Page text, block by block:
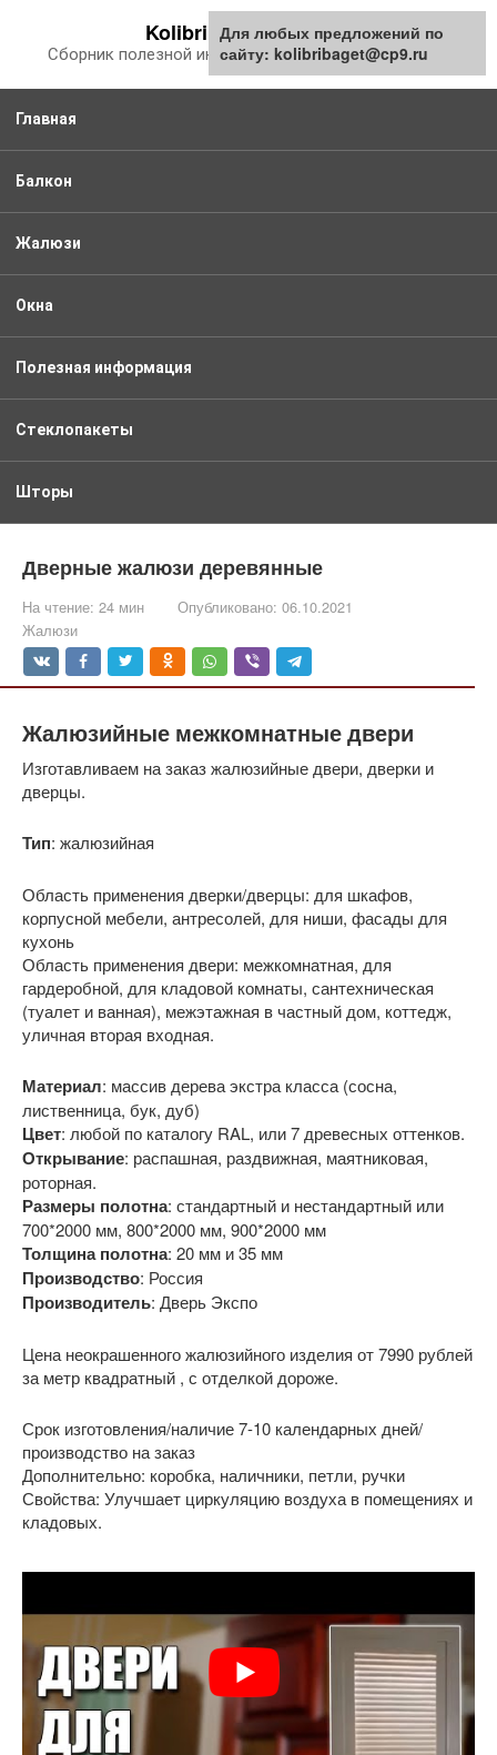
контенту
Kolibribaget.ru
Сборник полезной информации про балкон
Главная
Балкон
Жалюзи
Окна
Полезная информация
Стеклопакеты
Шторы
Дверные жалюзи деревянные
На чтение: 24 мин Опубликовано: 06.10.2021
Жалюзи
Жалюзийные межкомнатные двери
Изготавливаем на заказ жалюзийные двери, дверки и
дверцы.
Тип: жалюзийная
Область применения дверки/дверцы: для шкафов,
корпусной мебели, антресолей, для ниши, фасады для
кухонь
Область применения двери: межкомнатная, для
гардеробной, для кладовой комнаты, сантехническая
(туалет и ванная), межэтажная в частный дом, коттедж,
уличная вторая входная.
Материал: массив дерева экстра класса (сосна,
лиственница, бук, дуб)
Цвет: любой по каталогу RAL, или 7 древесных оттенков.
Открывание: распашная, раздвижная, маятниковая,
роторная.
Размеры полотна: стандартный и нестандартный или
700*2000 мм, 800*2000 мм, 900*2000 мм
Толщина полотна: 20 мм и 35 мм
Производство: Россия
Производитель: Дверь Экспо
Цена неокрашенного жалюзийного изделия от 7990 рублей
за метр квадратный , с отделкой дороже.
Срок изготовления/наличие 7-10 календарных дней/
производство на заказ
Дополнительно: коробка, наличники, петли, ручки
Свойства: Улучшает циркуляцию воздуха в помещениях и
кладовых.
Для любых предложений по
сайту: kolibribaget@cp9.ru